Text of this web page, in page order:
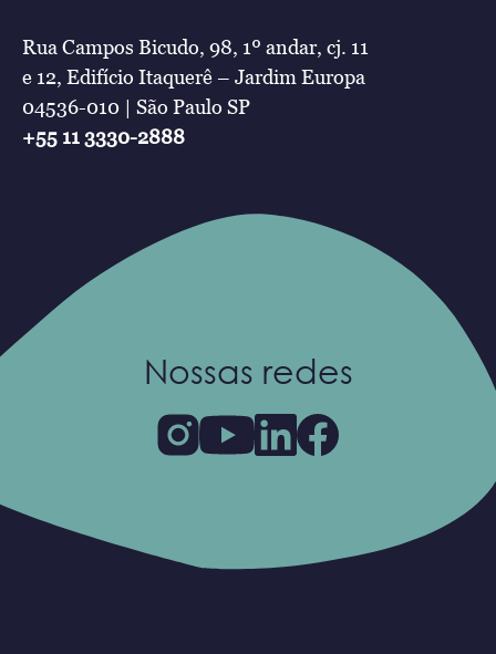
Rua Campos Bicudo, 98, 1º andar, cj. 11
e 12, Edifício Itaquerê – Jardim Europa
04536-010 | São Paulo SP
+55 11 3330-2888
Nossas redes